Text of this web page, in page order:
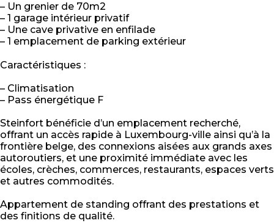
– Un grenier de 70m2
– 1 garage intérieur privatif
– Une cave privative en enfilade
– 1 emplacement de parking extérieur
Caractéristiques :
– Climatisation
– Pass énergétique F
Steinfort bénéficie d’un emplacement recherché,
offrant un accès rapide à Luxembourg-ville ainsi qu’à la
frontière belge, des connexions aisées aux grands axes
autoroutiers, et une proximité immédiate avec les
écoles, crèches, commerces, restaurants, espaces verts
et autres commodités.
Appartement de standing offrant des prestations et
des finitions de qualité.